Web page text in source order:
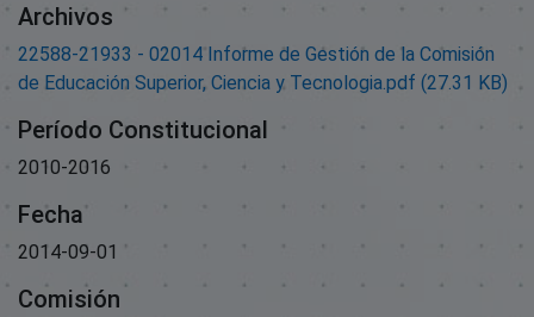
Archivos
22588-21933 - 02014 Informe de Gestión de la Comisión
de Educación Superior, Ciencia y Tecnologia.pdf (27.31 KB)
Período Constitucional
2010-2016
Fecha
2014-09-01
Comisión